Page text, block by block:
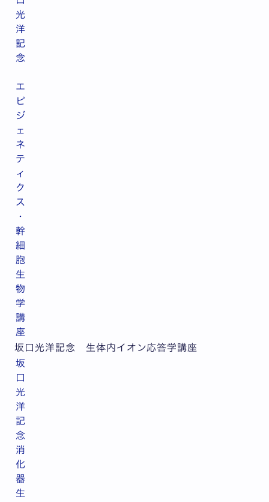
光
洋
記
念
エ
ピ
ジ
ェ
ネ
テ
ィ
ク
ス
・
幹
細
胞
生
物
学
講
座
坂口光洋記念 生体内イオン応答学講座
坂
口
光
洋
記
念
消
化
器
生